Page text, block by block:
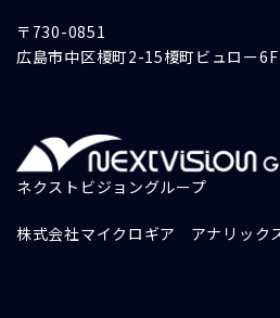
〒730-0851
広島市中区榎町2-15榎町ビュロー6F
ネクストビジョングループ
株式会社マイクロギア アナリック